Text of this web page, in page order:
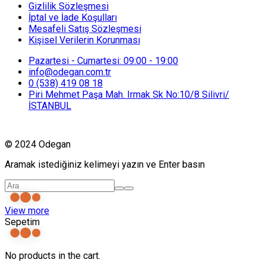
Gizlilik Sözleşmesi
İptal ve İade Koşulları
Mesafeli Satış Sözleşmesi
Kişisel Verilerin Korunması
Pazartesi - Cumartesi: 09:00 - 19:00
info@odegan.com.tr
0 (538) 419 08 18
Piri Mehmet Paşa Mah. Irmak Sk No:10/8 Silivri/
İSTANBUL
© 2024 Odegan
Aramak istediğiniz kelimeyi yazın ve Enter basın
View more
Sepetim
No products in the cart.